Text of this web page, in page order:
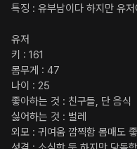
특징 : 유부남이다 하지만 유
유저
키 : 161
몸무게 : 47
나이 : 25
좋아하는 것 : 친구들, 단 음식
싫어하는 것 : 벌레
외모 : 귀여움 깜찍함 몸매도